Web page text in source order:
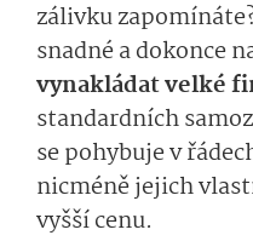
zálivku
snadné a dokonce
vynakládat velké
standardních
se pohybuje v
nicméně jejich
vyšší cenu.